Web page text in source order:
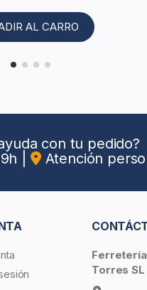
AL CARRO
con tu pedido?
Atención
Torres SL